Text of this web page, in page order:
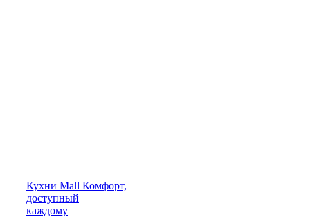
Кухни Mall Комфорт,
доступный
каждому